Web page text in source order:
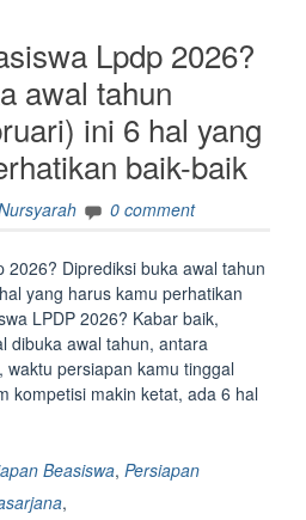
Next
Lpdp 2026?
awal tahun
ini 6 hal yang
baik-baik
0 comment
2026? Diprediksi buka awal tahun
yang harus kamu perhatikan
LPDP 2026? Kabar baik,
dibuka awal tahun, antara
persiapan kamu tinggal
kompetisi makin ketat, ada 6 hal
Beasiswa, Persiapan
,